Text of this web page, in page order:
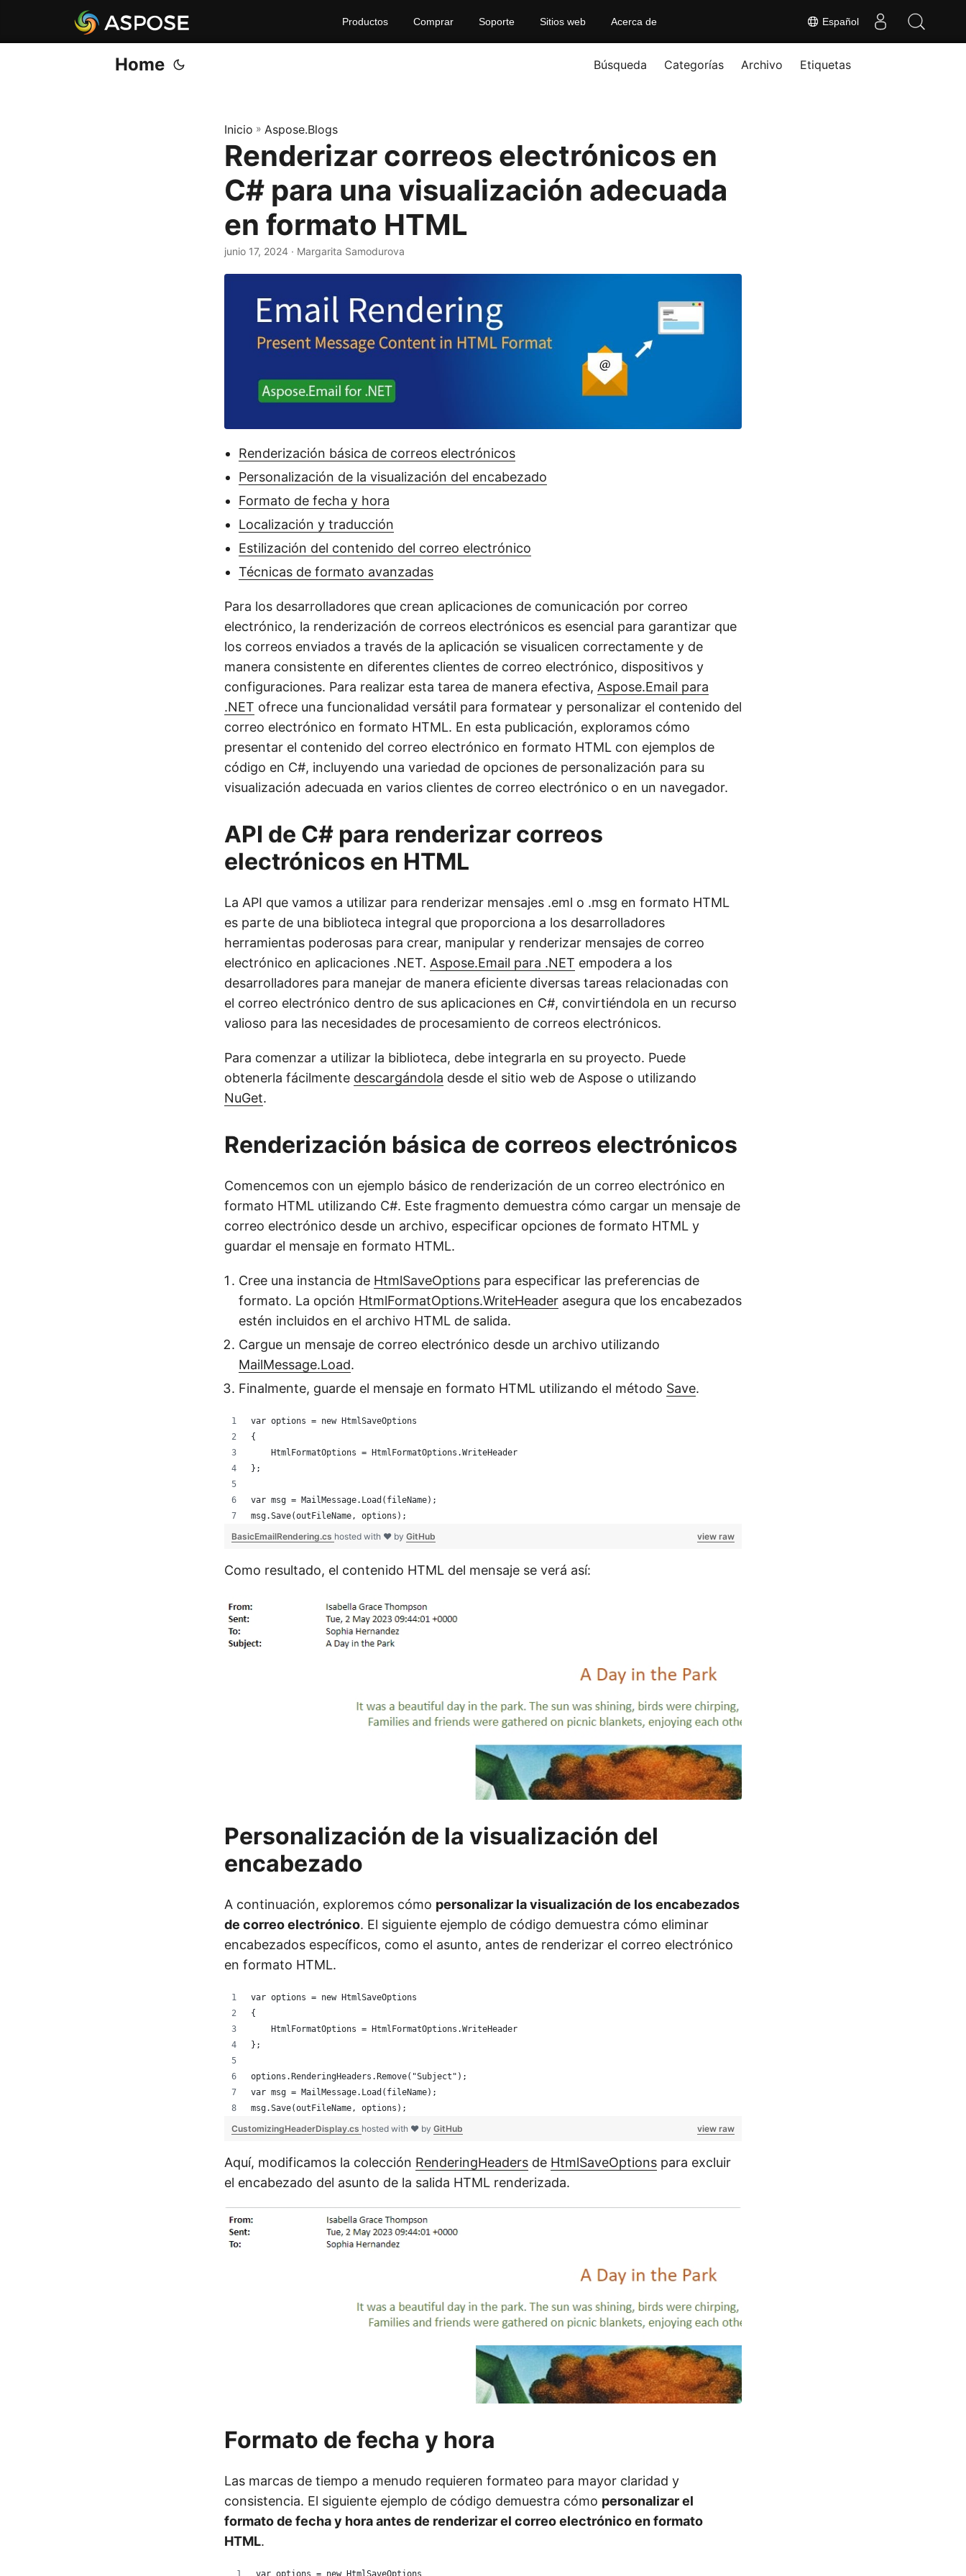
Español
Productos Comprar Soporte Sitios web Acerca de
Home Búsqueda Categorías Archivo Etiquetas
Inicio » Aspose.Blogs
Renderizar correos electrónicos en
C# para una visualización adecuada
en formato HTML
junio 17, 2024 · Margarita Samodurova
Renderización básica de correos electrónicos
Personalización de la visualización del encabezado
Formato de fecha y hora
Localización y traducción
Estilización del contenido del correo electrónico
Técnicas de formato avanzadas
Para los desarrolladores que crean aplicaciones de comunicación por correo
electrónico, la renderización de correos electrónicos es esencial para garantizar que
los correos enviados a través de la aplicación se visualicen correctamente y de
manera consistente en diferentes clientes de correo electrónico, dispositivos y
configuraciones. Para realizar esta tarea de manera efectiva, Aspose.Email para
.NET ofrece una funcionalidad versátil para formatear y personalizar el contenido del
correo electrónico en formato HTML. En esta publicación, exploramos cómo
presentar el contenido del correo electrónico en formato HTML con ejemplos de
código en C#, incluyendo una variedad de opciones de personalización para su
visualización adecuada en varios clientes de correo electrónico o en un navegador.
API de C# para renderizar correos
electrónicos en HTML
La API que vamos a utilizar para renderizar mensajes .eml o .msg en formato HTML
es parte de una biblioteca integral que proporciona a los desarrolladores
herramientas poderosas para crear, manipular y renderizar mensajes de correo
electrónico en aplicaciones .NET. Aspose.Email para .NET empodera a los
desarrolladores para manejar de manera eficiente diversas tareas relacionadas con
el correo electrónico dentro de sus aplicaciones en C#, convirtiéndola en un recurso
valioso para las necesidades de procesamiento de correos electrónicos.
Para comenzar a utilizar la biblioteca, debe integrarla en su proyecto. Puede
obtenerla fácilmente descargándola desde el sitio web de Aspose o utilizando
NuGet.
Renderización básica de correos electrónicos
Comencemos con un ejemplo básico de renderización de un correo electrónico en
formato HTML utilizando C#. Este fragmento demuestra cómo cargar un mensaje de
correo electrónico desde un archivo, especificar opciones de formato HTML y
guardar el mensaje en formato HTML.
Cree una instancia de HtmlSaveOptions para especificar las preferencias de
formato. La opción HtmlFormatOptions.WriteHeader asegura que los encabezados
estén incluidos en el archivo HTML de salida.
Cargue un mensaje de correo electrónico desde un archivo utilizando
MailMessage.Load.
Finalmente, guarde el mensaje en formato HTML utilizando el método Save.
var options = new HtmlSaveOptions
{
    HtmlFormatOptions = HtmlFormatOptions.WriteHeader
};
var msg = MailMessage.Load(fileName);
msg.Save(outFileName, options);
view raw
BasicEmailRendering.cs hosted with ❤ by GitHub
Como resultado, el contenido HTML del mensaje se verá así:
Personalización de la visualización del
encabezado
A continuación, exploremos cómo personalizar la visualización de los encabezados
de correo electrónico. El siguiente ejemplo de código demuestra cómo eliminar
encabezados específicos, como el asunto, antes de renderizar el correo electrónico
en formato HTML.
var options = new HtmlSaveOptions
{
    HtmlFormatOptions = HtmlFormatOptions.WriteHeader
};
options.RenderingHeaders.Remove("Subject");
var msg = MailMessage.Load(fileName);
msg.Save(outFileName, options);
view raw
CustomizingHeaderDisplay.cs hosted with ❤ by GitHub
Aquí, modificamos la colección RenderingHeaders de HtmlSaveOptions para excluir
el encabezado del asunto de la salida HTML renderizada.
Formato de fecha y hora
Las marcas de tiempo a menudo requieren formateo para mayor claridad y
consistencia. El siguiente ejemplo de código demuestra cómo personalizar el
formato de fecha y hora antes de renderizar el correo electrónico en formato
HTML.
var options = new HtmlSaveOptions